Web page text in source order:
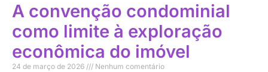
A convenção condominial
como limite à exploração
econômica do imóvel
24 de março de 2026 Nenhum comentário